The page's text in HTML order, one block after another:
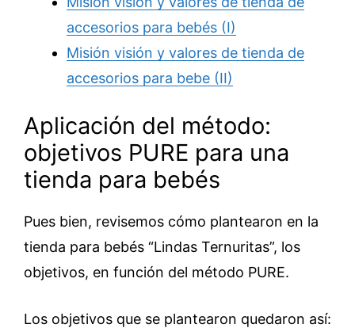
accesorios para bebés (I)
Misión visión y valores de tienda de
accesorios para bebe (II)
Aplicación del método:
objetivos PURE para una
tienda para bebés
Pues bien, revisemos cómo plantearon en la
tienda para bebés “Lindas Ternuritas”, los
objetivos, en función del método PURE.
Los objetivos que se plantearon quedaron así: